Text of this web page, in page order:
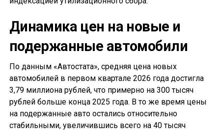
Динамика цен на новые и
подержанные автомобили
По данным «Автостата», средняя цена новых
автомобилей в первом квартале 2026 года достигла
3,79 миллиона рублей, что примерно на 300 тысяч
рублей больше конца 2025 года. В то же время цены
на подержанные авто остались относительно
стабильными, увеличившись всего на 40 тысяч